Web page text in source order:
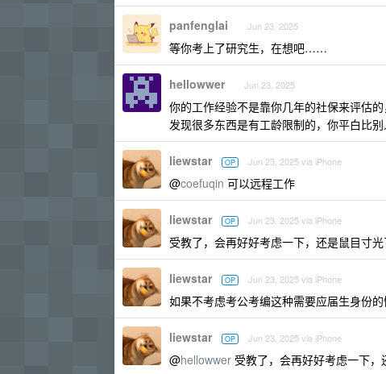
panfenglai Jun 23, 2025
等你考上了研究生，在想吧……
hellowwer Jun 23, 2025
你的工作经验不是靠你几年的社保来评估
发现很多东西是有工龄限制的，你平白比
liewstar OP Jun 23, 2025 via iPhone
@coefuqin 可以远程工作
liewstar OP Jun 23, 2025 via iPhone
受教了，会再好好考虑一下，还是鼠目寸光
liewstar OP Jun 23, 2025 via iPhone
如果不考虑考公考编这种需要应届生身份
liewstar OP Jun 23, 2025 via iPhone
@hellowwer 受教了，会再好好考虑一下，